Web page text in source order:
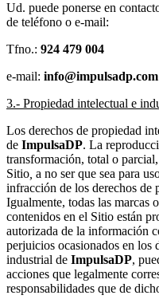
Ud. puede ponerse en
de teléfono o e-mail:
Tfno.: 924 479 004
e-mail: info@impulsadp.com
3.- Propiedad intelectual e
Los derechos de propiedad
de ImpulsaDP. La
transformación, total o
Sitio, a no ser que sea para
infracción de los derechos de
Igualmente, todas las marcas
contenidos en el Sitio están
autorizada de la información
perjuicios ocasionados en los
industrial de ImpulsaDP,
acciones que legalmente
responsabilidades que de